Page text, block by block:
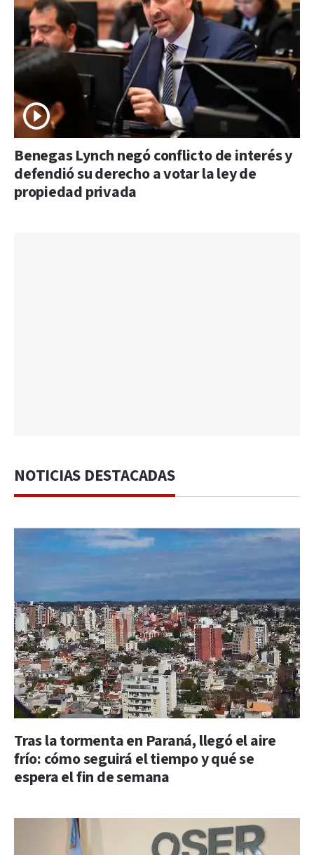
Benegas Lynch negó conflicto de interés y
defendió su derecho a votar la ley de
propiedad privada
NOTICIAS DESTACADAS
Tras la tormenta en Paraná, llegó el aire
frío: cómo seguirá el tiempo y qué se
espera el fin de semana